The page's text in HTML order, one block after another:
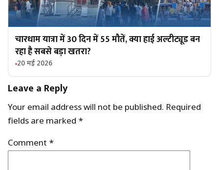
चारधाम यात्रा में 30 दिन में 55 मौतें, क्या हाई अल्टीट्यूड बन
रहा है सबसे बड़ा खतरा?
20 मई 2026
Leave a Reply
Your email address will not be published. Required
fields are marked *
Comment *